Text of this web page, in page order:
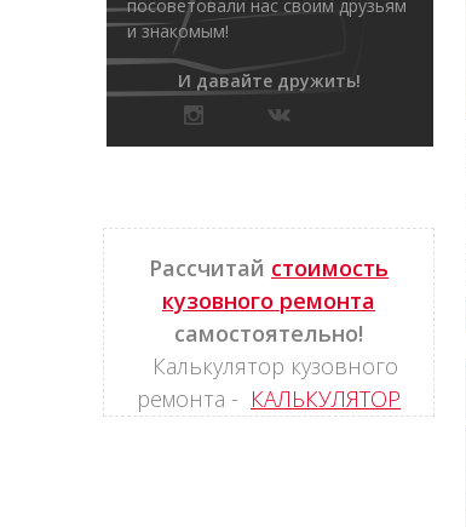
посоветовали нас своим друзьям
и знакомым!
И давайте дружить!
Рассчитай стоимость
кузовного ремонта
самостоятельно!
Калькулятор кузовного
ремонта - КАЛЬКУЛЯТОР